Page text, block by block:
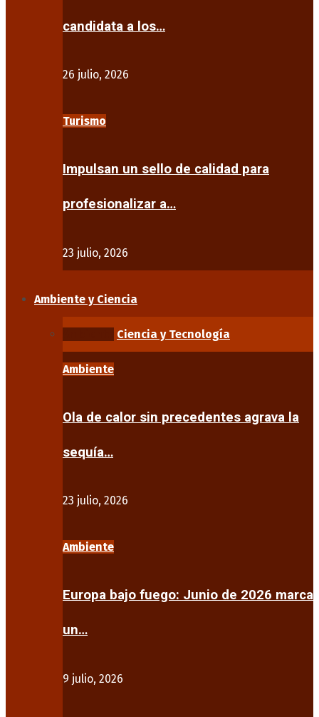
candidata a los…
26 julio, 2026
Turismo
Impulsan un sello de calidad para
profesionalizar a…
23 julio, 2026
Ambiente y Ciencia
Ciencia y Tecnología
Ambiente
Ola de calor sin precedentes agrava la
sequía…
23 julio, 2026
Ambiente
Europa bajo fuego: Junio de 2026 marca
un…
9 julio, 2026